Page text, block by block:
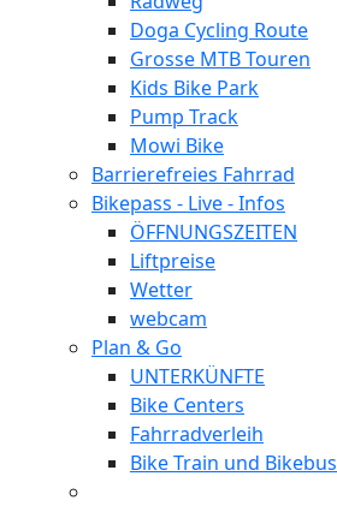
Doga Cycling Route
Grosse MTB Touren
Kids Bike Park
Pump Track
Mowi Bike
Barrierefreies Fahrrad
Bikepass - Live - Infos
ÖFFNUNGSZEITEN
Liftpreise
Wetter
webcam
Plan & Go
UNTERKÜNFTE
Bike Centers
Fahrradverleih
Bike Train und Bikebus